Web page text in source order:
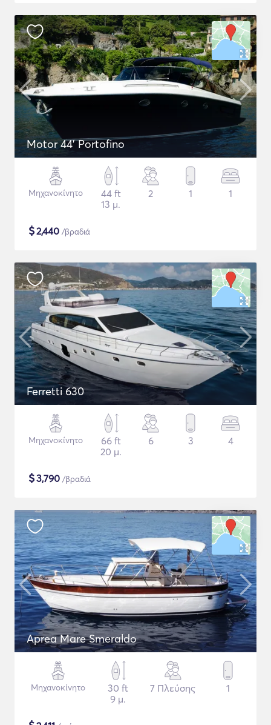
Motor 44' Portofino
Μηχανοκίνητο
44 ft
13 μ.
2 1 1
$2,440 /βραδιά
Ferretti 630
Μηχανοκίνητο
66 ft
20 μ.
6 3 4
$3,790 /βραδιά
Aprea Mare Smeraldo
Μηχανοκίνητο
30 ft
9 μ.
7 Πλεύσης 1